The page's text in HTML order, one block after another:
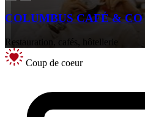
COLUMBUS CAFÉ & CO
Restauration, cafés, hôtellerie
Coup de coeur